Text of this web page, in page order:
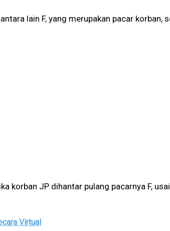
lain F, yang merupakan pacar korban,
JP dihantar pulang pacarnya F,
Virtual